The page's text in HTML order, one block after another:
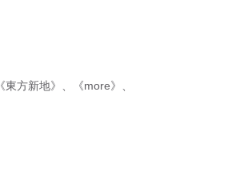
《東方新地》 《more》